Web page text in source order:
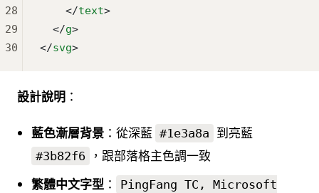
    </
text>
  </
g>
</svg>
28
29
30
設計說明 ：
藍色漸層背景 ：從深藍 #1e3a8a 到亮藍
#3b82f6
，跟部落格主色調一致
繁體中文字型 ：
PingFang TC, Microsoft